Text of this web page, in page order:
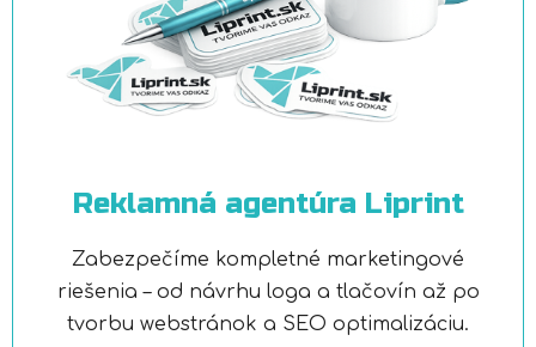
Reklamná agentúra Liprint
Zabezpečíme kompletné marketingové
riešenia – od návrhu loga a tlačovín až po
tvorbu webstránok a SEO optimalizáciu.